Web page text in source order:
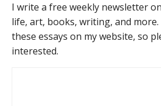
I write a free weekly newsletter
life, art, books, writing, and
these essays on my website, so
interested.